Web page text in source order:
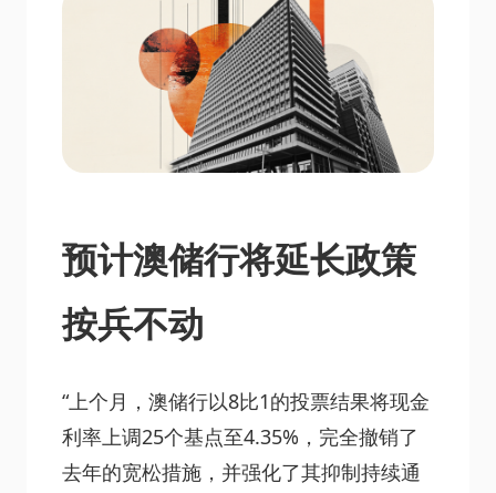
预计澳储行将延长政策
按兵不动
“上个月，澳储行以8比1的投票结果将现金
利率上调25个基点至4.35%，完全撤销了
去年的宽松措施，并强化了其抑制持续通